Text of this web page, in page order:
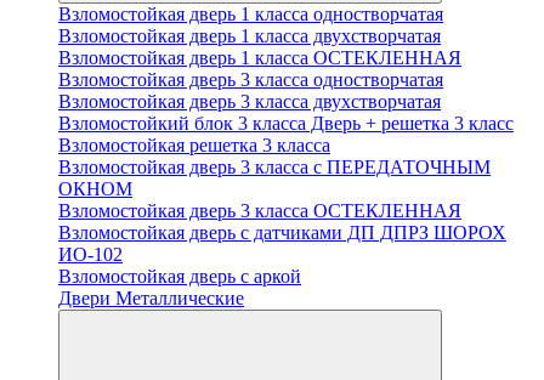
Взломостойкая дверь 1 класса одностворчатая
Взломостойкая дверь 1 класса двухстворчатая
Взломостойкая дверь 1 класса ОСТЕКЛЕННАЯ
Взломостойкая дверь 3 класса одностворчатая
Взломостойкая дверь 3 класса двухстворчатая
Взломостойкий блок 3 класса Дверь + решетка 3 класс
Взломостойкая решетка 3 класса
Взломостойкая дверь 3 класса с ПЕРЕДАТОЧНЫМ
ОКНОМ
Взломостойкая дверь 3 класса ОСТЕКЛЕННАЯ
Взломостойкая дверь с датчиками ДП ДПРЗ ШОРОХ
ИО-102
Взломостойкая дверь с аркой
Двери Металлические